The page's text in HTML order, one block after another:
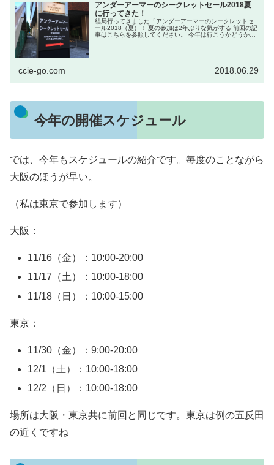
アンダーアーマーのシークレットセール2018夏
に行ってきた！
結局行ってきました「アンダーアーマーのシークレットセ
ール2018（夏）！ 夏の参加は2年ぶりな気がする 前回の記
事はこちらを参照してください。 今年は行こうかどうか最
ccie-go.com 2018.06.29
今年の開催スケジュール
では、今年もスケジュールの紹介です。毎度のことながら
大阪のほうが早い。
（私は東京で参加します）
大阪：
11/16（金）：10:00-20:00
11/17（土）：10:00-18:00
11/18（日）：10:00-15:00
東京：
11/30（金）：9:00-20:00
12/1（土）：10:00-18:00
12/2（日）：10:00-18:00
場所は大阪・東京共に前回と同じです。東京は例の五反田
の近くですね